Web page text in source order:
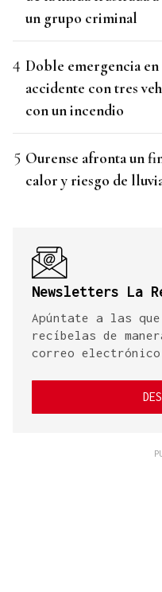
un grupo criminal
Doble emergencia
accidente con tres
con un incendio
Ourense afronta un
calor y riesgo de
Newsletters La
Apúntate a las
recíbelas de
correo electrónico